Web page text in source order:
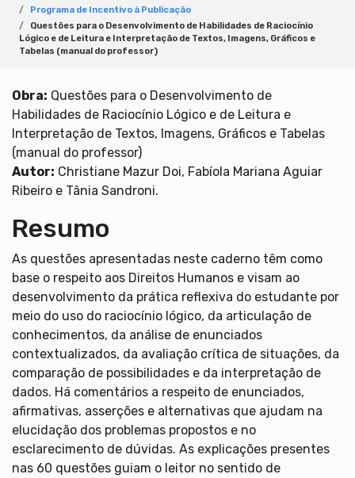
Programa de Incentivo à Publicação
Questões para o Desenvolvimento de Habilidades de Raciocínio
Lógico e de Leitura e Interpretação de Textos, Imagens, Gráficos e
Tabelas (manual do professor)
Obra: Questões para o Desenvolvimento de
Habilidades de Raciocínio Lógico e de Leitura e
Interpretação de Textos, Imagens, Gráficos e Tabelas
(manual do professor)
Autor: Christiane Mazur Doi, Fabíola Mariana Aguiar
Ribeiro e Tânia Sandroni.
Resumo
As questões apresentadas neste caderno têm como
base o respeito aos Direitos Humanos e visam ao
desenvolvimento da prática reflexiva do estudante por
meio do uso do raciocínio lógico, da articulação de
conhecimentos, da análise de enunciados
contextualizados, da avaliação crítica de situações, da
comparação de possibilidades e da interpretação de
dados. Há comentários a respeito de enunciados,
afirmativas, asserções e alternativas que ajudam na
elucidação dos problemas propostos e no
esclarecimento de dúvidas. As explicações presentes
nas 60 questões guiam o leitor no sentido de